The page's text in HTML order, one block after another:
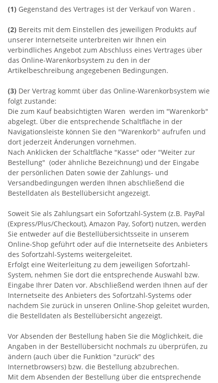
(1) Gegenstand des Vertrages ist der Verkauf von Waren .
(2) Bereits mit dem Einstellen des jeweiligen Produkts auf
unserer Internetseite unterbreiten wir Ihnen ein
verbindliches Angebot zum Abschluss eines Vertrages über
das Online-Warenkorbsystem zu den in der
Artikelbeschreibung angegebenen Bedingungen.
(3) Der Vertrag kommt über das Online-Warenkorbsystem wie
folgt zustande:
Die zum Kauf beabsichtigten Waren werden im "Warenkorb"
abgelegt. Über die entsprechende Schaltfläche in der
Navigationsleiste können Sie den "Warenkorb" aufrufen und
dort jederzeit Änderungen vornehmen.
Nach Anklicken der Schaltfläche "Kasse" oder "Weiter zur
Bestellung" (oder ähnliche Bezeichnung) und der Eingabe
der persönlichen Daten sowie der Zahlungs- und
Versandbedingungen werden Ihnen abschließend die
Bestelldaten als Bestellübersicht angezeigt.
Soweit Sie als Zahlungsart ein Sofortzahl-System (z.B. PayPal
(Express/Plus/Checkout), Amazon Pay, Sofort) nutzen, werden
Sie entweder auf die Bestellübersichtsseite in unserem
Online-Shop geführt oder auf die Internetseite des Anbieters
des Sofortzahl-Systems weitergeleitet.
Erfolgt eine Weiterleitung zu dem jeweiligen Sofortzahl-
System, nehmen Sie dort die entsprechende Auswahl bzw.
Eingabe Ihrer Daten vor. Abschließend werden Ihnen auf der
Internetseite des Anbieters des Sofortzahl-Systems oder
nachdem Sie zurück in unseren Online-Shop geleitet wurden,
die Bestelldaten als Bestellübersicht angezeigt.
Vor Absenden der Bestellung haben Sie die Möglichkeit, die
Angaben in der Bestellübersicht nochmals zu überprüfen, zu
ändern (auch über die Funktion "zurück" des
Internetbrowsers) bzw. die Bestellung abzubrechen.
Mit dem Absenden der Bestellung über die entsprechende